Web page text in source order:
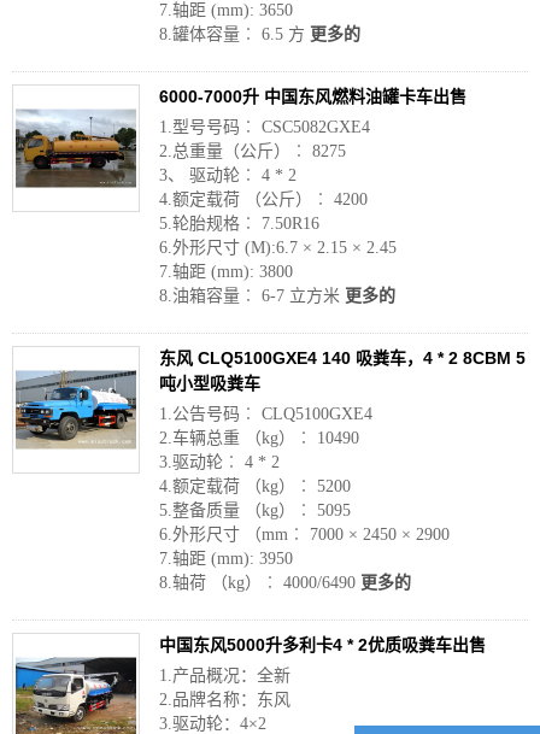
7.轴距 (mm): 3650
8.罐体容量︰ 6.5 方 更多的
6000-7000升 中国东风燃料油罐卡车出售
1.型号号码︰ CSC5082GXE4
2.总重量（公斤）︰ 8275
3、 驱动轮︰ 4 * 2
4.额定载荷 （公斤）︰ 4200
5.轮胎规格︰ 7.50R16
6.外形尺寸 (M):6.7 × 2.15 × 2.45
7.轴距 (mm): 3800
8.油箱容量︰ 6-7 立方米 更多的
东风 CLQ5100GXE4 140 吸粪车，4 * 2 8CBM 5
吨小型吸粪车
1.公告号码︰ CLQ5100GXE4
2.车辆总重 （kg）︰ 10490
3.驱动轮︰ 4 * 2
4.额定载荷 （kg）︰ 5200
5.整备质量 （kg）︰ 5095
6.外形尺寸 （mm︰ 7000 × 2450 × 2900
7.轴距 (mm): 3950
8.轴荷 （kg）︰ 4000/6490 更多的
中国东风5000升多利卡4 * 2优质吸粪车出售
1.产品概况：全新
2.品牌名称：东风
3.驱动轮：4×2